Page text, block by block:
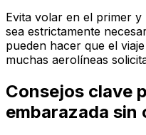
Evita volar en el primer
sea estrictamente
pueden hacer que el
muchas aerolíneas
Consejos clave
embarazada sin